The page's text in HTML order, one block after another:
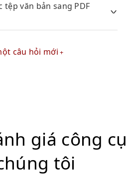
tệp văn bản sang PDF
câu hỏi mới
giá công cụ
tôi